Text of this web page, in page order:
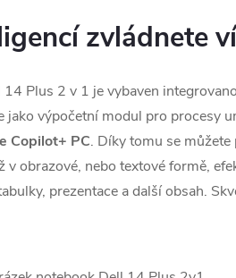
zvládnete
Plus 2 v 1 je vybaven
jako výpočetní modul pro procesy
Copilot+ PC. Díky tomu se
v obrazové, nebo textové formě,
prezentace a další obsah.